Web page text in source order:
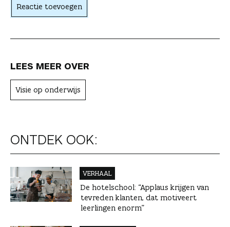
e
Reactie toevoegen
LEES MEER OVER
Visie op onderwijs
ONTDEK OOK:
VERHAAL
De hotelschool: “Applaus krijgen van
tevreden klanten, dat motiveert
leerlingen enorm”